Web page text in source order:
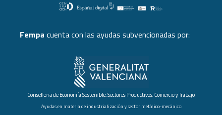
Fempa cuenta con las ayudas subvencionadas por:
Conselleria de Economía Sostenible, Sectores Productivos, Comercio y Trabajo
Ayudas en materia de industrialización y sector metálico-mecánico